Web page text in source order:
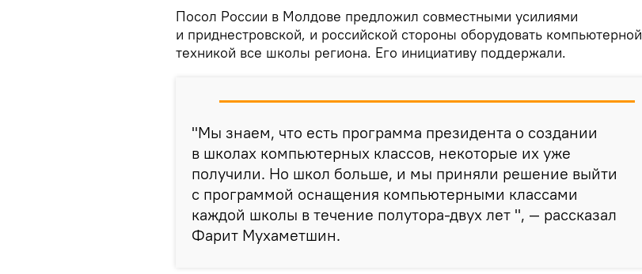
Посол России в Молдове предложил совместными усилиями
и приднестровской, и российской стороны оборудовать компьютерной
техникой все школы региона. Его инициативу поддержали.
"Мы знаем, что есть программа президента о создании
в школах компьютерных классов, некоторые их уже
получили. Но школ больше, и мы приняли решение выйти
с программой оснащения компьютерными классами
каждой школы в течение полутора-двух лет ", — рассказал
Фарит Мухаметшин.